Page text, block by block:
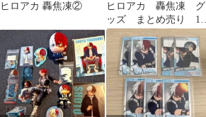
ヒロアカ 轟焦凍②
ヒロアカ 轟焦凍 グ
ッズ まとめ売り 17
個